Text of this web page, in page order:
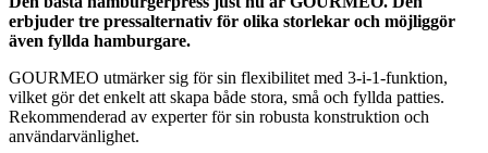
erbjuder tre pressalternativ för olika storlekar och möjliggör
även fyllda hamburgare.
GOURMEO utmärker sig för sin flexibilitet med 3-i-1-funktion,
vilket gör det enkelt att skapa både stora, små och fyllda patties.
Rekommenderad av experter för sin robusta konstruktion och
användarvänlighet.